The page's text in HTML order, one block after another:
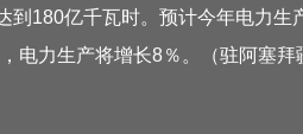
180亿千瓦时。预计今年电力生
电力生产将增长8％。（驻阿塞